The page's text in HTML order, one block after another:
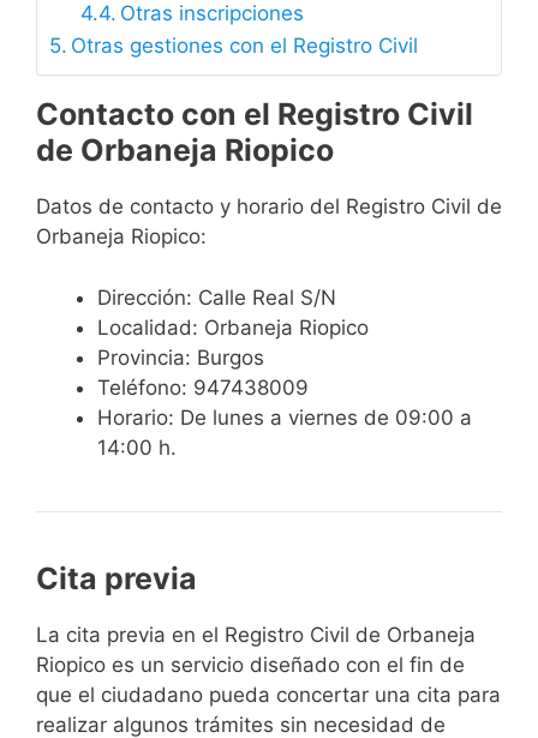
Otras inscripciones
Otras gestiones con el Registro Civil
Contacto con el Registro Civil
de Orbaneja Riopico
Datos de contacto y horario del Registro Civil de
Orbaneja Riopico:
Dirección: Calle Real S/N
Localidad: Orbaneja Riopico
Provincia: Burgos
Teléfono: 947438009
Horario: De lunes a viernes de 09:00 a
14:00 h.
Cita previa
​​​​​​​​​​​​​​​​​​​​​​​​​​​​La cita previa en el Registro Civil de Orbaneja
Riopico es un servicio diseñado con el fin de
que el ciudadano pueda concertar una cita para
realizar algunos trámites sin necesidad de